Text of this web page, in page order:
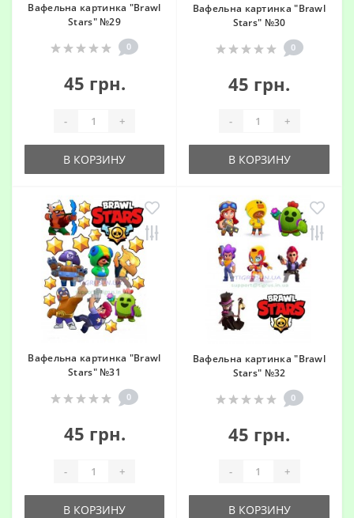
Вафельна картинка "Brawl
Stars" №29
0
45 грн.
- +
В КОРЗИНУ
Вафельна картинка "Brawl
Stars" №30
0
45 грн.
- +
В КОРЗИНУ
Вафельна картинка "Brawl
Stars" №31
0
45 грн.
- +
В КОРЗИНУ
Вафельна картинка "Brawl
Stars" №32
0
45 грн.
- +
В КОРЗИНУ